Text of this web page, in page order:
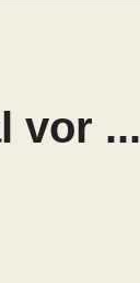
vor ...